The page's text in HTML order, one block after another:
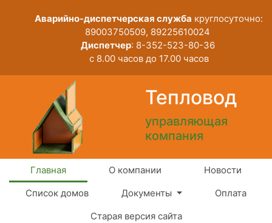
Аварийно-диспетчерская служба круглосуточно:
89003750509, 89225610024
Диспетчер: 8-352-523-80-36
с 8.00 часов до 17.00 часов
Тепловод
управляющая
компания
Главная О компании
Новости
Список домов
Документы
Оплата
Старая версия сайта